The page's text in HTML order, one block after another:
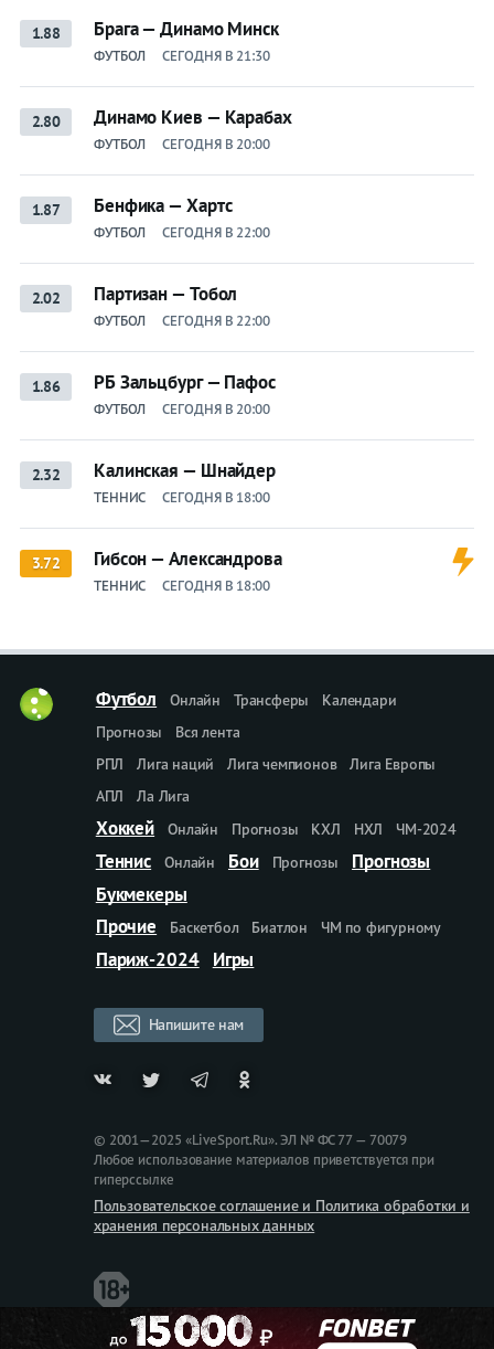
1.88 Брага — Динамо Минск
ФУТБОЛ СЕГОДНЯ В 21:30
2.80 Динамо Киев — Карабах
ФУТБОЛ СЕГОДНЯ В 20:00
1.87 Бенфика — Хартс
ФУТБОЛ СЕГОДНЯ В 22:00
2.02 Партизан — Тобол
ФУТБОЛ СЕГОДНЯ В 22:00
1.86 РБ Зальцбург — Пафос
ФУТБОЛ СЕГОДНЯ В 20:00
2.32 Калинская — Шнайдер
ТЕННИС СЕГОДНЯ В 18:00
3.72 Гибсон — Александрова
ТЕННИС СЕГОДНЯ В 18:00
Футбол Онлайн Трансферы
Календари
Прогнозы
Вся лента
РПЛ
Лига наций Лига чемпионов
Лига Европы
АПЛ
Ла Лига
Хоккей Онлайн Прогнозы КХЛ НХЛ ЧМ-2024
Теннис Онлайн Бои Прогнозы
Прогнозы
Букмекеры
Прочие
Баскетбол Биатлон ЧМ по фигурному
Париж-2024 Игры
Напишите нам
© 2001—2025 «LiveSport.Ru». ЭЛ № ФС 77 — 70079
Любое использование материалов приветствуется при
гиперссылке
Пользовательское соглашение и Политика обработки и
хранения персональных данных